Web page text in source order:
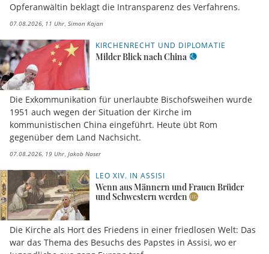
Opferanwältin beklagt die Intransparenz des Verfahrens.
07.08.2026, 11 Uhr Simon Kajan
KIRCHENRECHT UND DIPLOMATIE
Milder Blick nach China
Die Exkommunikation für unerlaubte Bischofsweihen wurde
1951 auch wegen der Situation der Kirche im
kommunistischen China eingeführt. Heute übt Rom
gegenüber dem Land Nachsicht.
07.08.2026, 19 Uhr Jakob Naser
LEO XIV. IN ASSISI
Wenn aus Männern und Frauen Brüder
und Schwestern werden
Die Kirche als Hort des Friedens in einer friedlosen Welt: Das
war das Thema des Besuchs des Papstes in Assisi, wo er